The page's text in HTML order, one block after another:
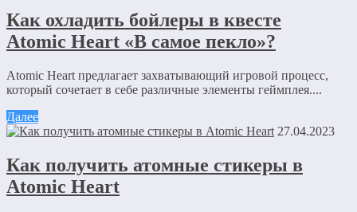
Как охладить бойлеры в квесте
Atomic Heart «В самое пекло»?
Atomic Heart предлагает захватывающий игровой процесс,
который сочетает в себе различные элементы геймплея....
Далее
27.04.2023
Как получить атомные стикеры в
Atomic Heart